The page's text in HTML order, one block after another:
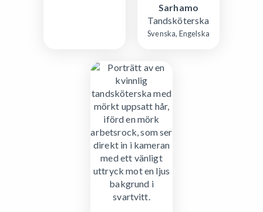
Sarhamo
Tandsköterska
Svenska, Engelska